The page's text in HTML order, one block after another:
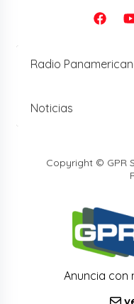
Radio
Noticias
Copyright © GPR
Anuncia con